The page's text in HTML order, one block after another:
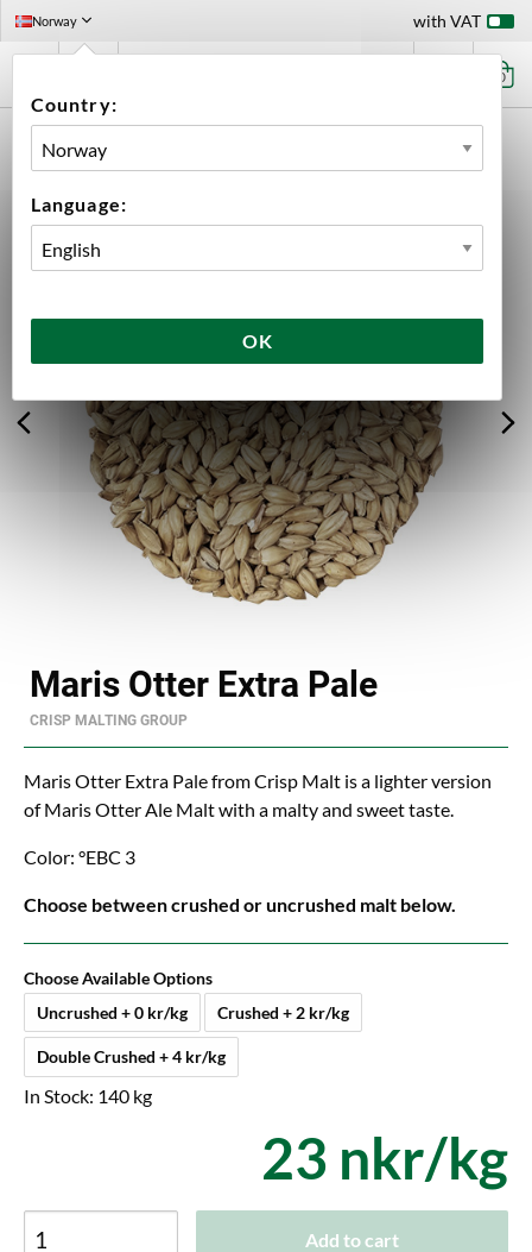
Norway
Country:
Language:
OK
with VAT
0
Maris Otter Extra Pale
CRISP MALTING GROUP
Maris Otter Extra Pale from Crisp Malt is a lighter version
of Maris Otter Ale Malt with a malty and sweet taste.
Color: °EBC 3
Choose between crushed or uncrushed malt below.
Choose Available Options
Uncrushed + 0 kr/kg
Crushed + 2 kr/kg
Double Crushed + 4 kr/kg
In Stock: 140 kg
23 nkr/kg
Add to cart